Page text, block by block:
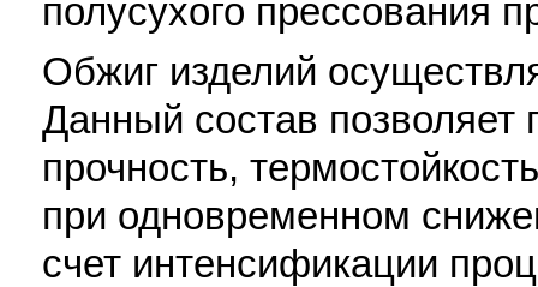
полусухого прессования
Обжиг изделий
Данный состав позволяет
прочность,
при одновременном
счет интенсификации